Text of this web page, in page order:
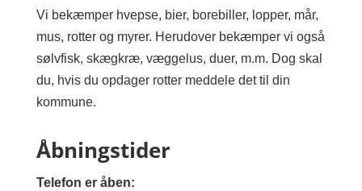
Vi bekæmper hvepse, bier, borebiller, lopper, mår,
mus, rotter og myrer. Herudover bekæmper vi også
sølvfisk, skægkræ, væggelus, duer, m.m. Dog skal
du, hvis du opdager rotter meddele det til din
kommune.
Åbningstider
Telefon er åben: